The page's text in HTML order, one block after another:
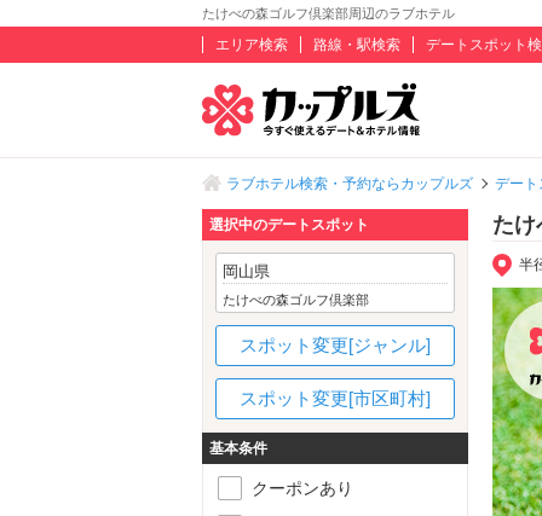
たけべの森ゴルフ倶楽部周辺のラブホテル
エリア検索 路線・駅検索 デートスポット
ラブホテル検索・予約ならカップルズ デート
たけ
半
選択中のデートスポット
岡山県
たけべの森ゴルフ倶楽部
スポット変更[ジャンル]
スポット変更[市区町村]
基本条件
クーポンあり